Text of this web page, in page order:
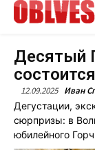
Десятый
12.09.2025 Иван
Дегустации,
сюрпризы: в
юбилейного